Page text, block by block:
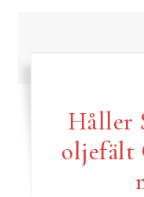
Håller
oljefält